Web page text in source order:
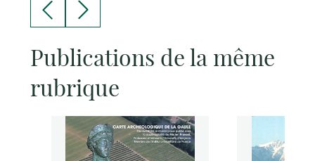
Publications de la même
rubrique